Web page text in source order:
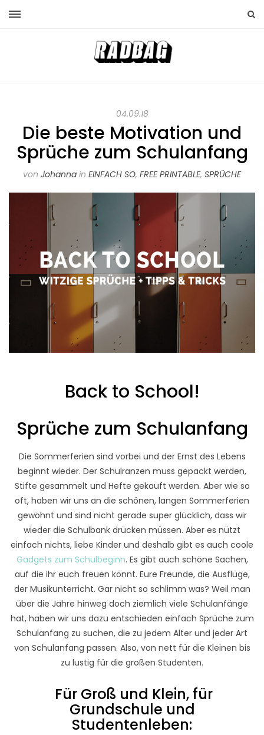
04.09.18
Die beste Motivation und
Sprüche zum Schulanfang
von Johanna in EINFACH SO, FREE PRINTABLE, SPRÜCHE
Back to School!
Sprüche zum Schulanfang
Die Sommerferien sind vorbei und der Ernst des Lebens
beginnt wieder. Der Schulranzen muss gepackt werden,
Stifte gesammelt und Hefte gekauft werden. Aber wie so
oft, haben wir uns an die schönen, langen Sommerferien
gewöhnt und sind nicht gerade super glücklich, dass wir
wieder die Schulbank drücken müssen. Aber es nützt
einfach nichts, liebe Kinder und deshalb gibt es auch coole
Gadgets zum Schulbeginn. Es gibt auch schöne Sachen,
auf die ihr euch freuen könnt. Eure Freunde, die Ausflüge,
der Musikunterricht. Gar nicht so schlimm was? Weil man
über die Jahre hinweg doch ziemlich viele Schulanfänge
hat, haben wir uns dazu entschieden einfach Sprüche zum
Schulanfang zu suchen, die zu jedem Alter und jeder Art
von Schulanfang passen. Also, von nett für die Kleinen bis
zu lustig für die großen Studenten.
Für Groß und Klein, für
Grundschule und
Studentenleben: